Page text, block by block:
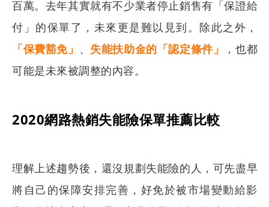
百萬。去年其實就有不少業者停止銷售有「保證給
付」的保單了，未來更是難以見到。除此之外，
「保費豁免」 、 失能扶助金的「認定條件」
，也都
可能是未來被調整的內容。
2020網路熱銷失能險保單推薦比較
理解上述趨勢後，還沒規劃失能險的人，可先盡早
將自己的保障安排完善，好免於被市場變動給影